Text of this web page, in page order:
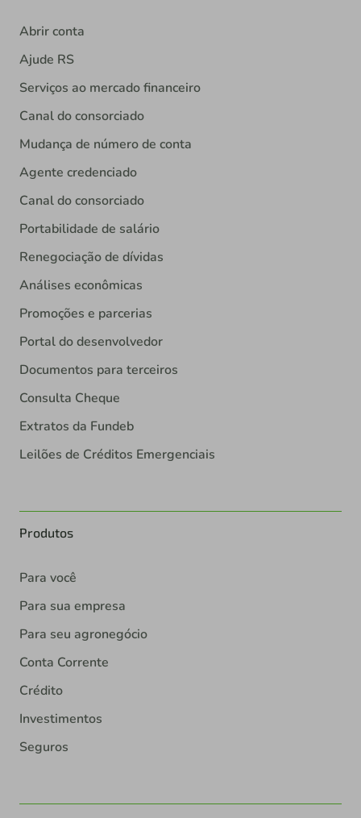
Abrir conta
Ajude RS
Serviços ao mercado financeiro
Canal do consorciado
Mudança de número de conta
Agente credenciado
Canal do consorciado
Portabilidade de salário
Renegociação de dívidas
Análises econômicas
Promoções e parcerias
Portal do desenvolvedor
Documentos para terceiros
Consulta Cheque
Extratos da Fundeb
Leilões de Créditos Emergenciais
Produtos
Para você
Para sua empresa
Para seu agronegócio
Conta Corrente
Crédito
Investimentos
Seguros